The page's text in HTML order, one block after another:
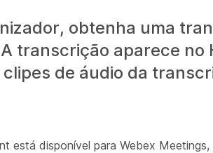
obtenha uma
transcrição aparece no
clipes de áudio da
está disponível para Webex